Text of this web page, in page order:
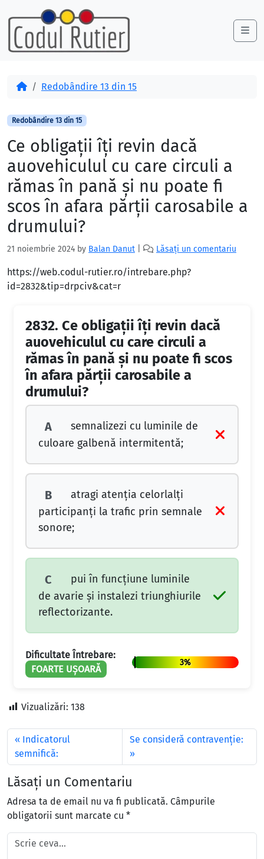
Skip to content
Skip to footer
AcasăRedobândire 13 din 15
Redobândire 13 din 15
Ce obligaţii îţi revin dacă
auovehiculul cu care circuli a
rămas în pană şi nu poate fi
scos în afara părţii carosabile a
drumului?
21 noiembrie 2024 by Balan Danut Lăsați un comentariu
https://web.codul-rutier.ro/intrebare.php?
id=2832&tip=drpciv&cat=r
2832. Ce obligaţii îţi revin dacă
auovehiculul cu care circuli a
rămas în pană şi nu poate fi scos
în afara părţii carosabile a
drumului?
A
semnalizezi cu luminile de
culoare galbenă intermitentă;
B
atragi atenţia celorlalţi
participanţi la trafic prin semnale
sonore;
C
pui în funcţiune luminile
de avarie şi instalezi triunghiurile
reflectorizante.
Dificultate Întrebare:
FOARTE UȘOARĂ
3%
Vizualizări: 138
Indicatorul
semnifică:
Se consideră contravenţie:
Lăsați un Comentariu
Adresa ta de email nu va fi publicată. Câmpurile
obligatorii sunt marcate cu *